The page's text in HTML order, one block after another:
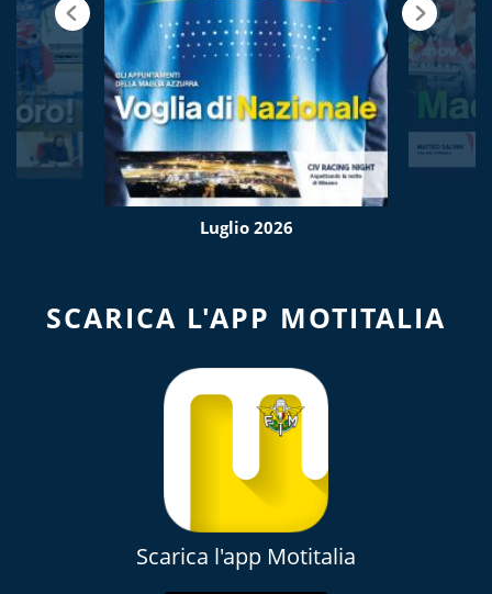
Luglio 2026
SCARICA L'APP MOTITALIA
Scarica l'app Motitalia